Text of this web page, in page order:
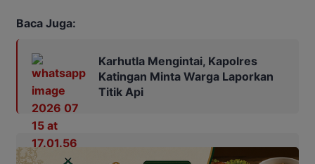
Baca Juga:
Karhutla Mengintai, Kapolres
Katingan Minta Warga Laporkan
Titik Api